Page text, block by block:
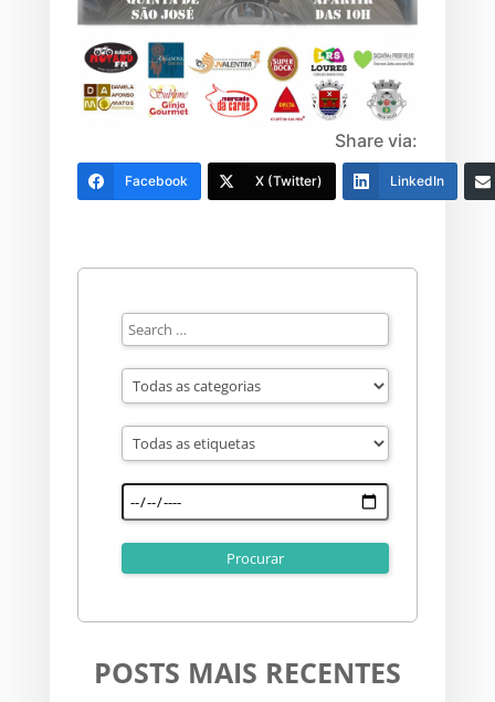
Share via:
Facebook X (Twitter) LinkedIn
POSTS MAIS RECENTES